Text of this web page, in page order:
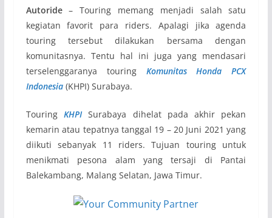
Autoride– Touring memang menjadi salah satu
kegiatan favorit para riders. Apalagi jika agenda
touring tersebut dilakukan bersama dengan
komunitasnya. Tentu hal ini juga yang mendasari
terselenggaranya touring Komunitas Honda PCX
Indonesia(KHPI) Surabaya.
Touring KHPISurabaya dihelat pada akhir pekan
kemarin atau tepatnya tanggal 19 – 20 Juni 2021 yang
diikuti sebanyak 11 riders. Tujuan touring untuk
menikmati pesona alam yang tersaji di Pantai
Balekambang, Malang Selatan, Jawa Timur.